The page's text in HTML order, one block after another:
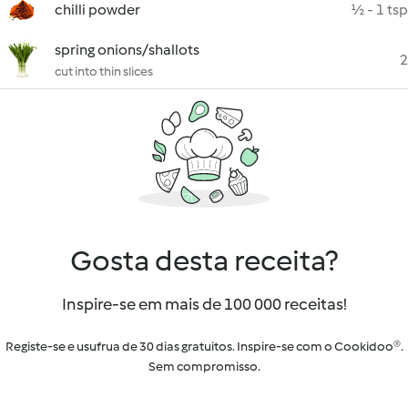
chilli powder ½ - 1 tsp
spring onions/shallots
cut into thin slices
2
Gosta desta receita?
Inspire-se em mais de 100 000 receitas!
Registe-se e usufrua de 30 dias gratuitos. Inspire-se com o Cookidoo®.
Sem compromisso.